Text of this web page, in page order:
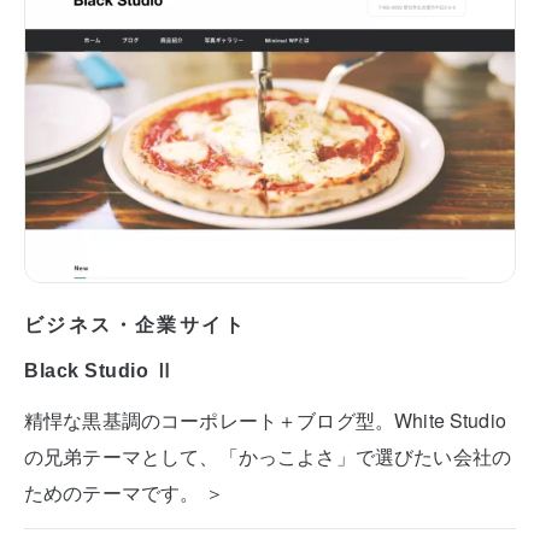
ビジネス・企業サイト
Black Studio Ⅱ
精悍な黒基調のコーポレート＋ブログ型。White Studio
の兄弟テーマとして、「かっこよさ」で選びたい会社の
ためのテーマです。 ＞